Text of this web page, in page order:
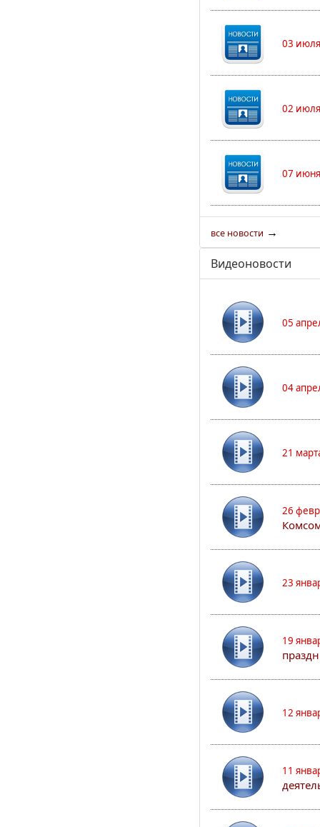
03
02
07
все новости →
Видеоновости
05
04
21
26
23
19
12
11